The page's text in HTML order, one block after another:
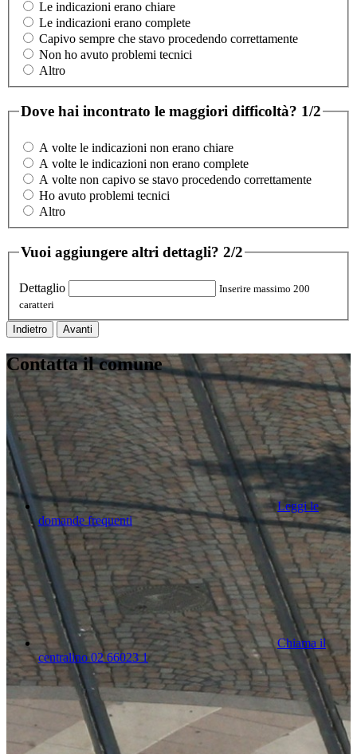
Le indicazioni erano chiare
Le indicazioni erano complete
Capivo sempre che stavo procedendo correttamente
Non ho avuto problemi tecnici
Altro
Dove hai incontrato le maggiori difficoltà? 1/2
A volte le indicazioni non erano chiare
A volte le indicazioni non erano complete
A volte non capivo se stavo procedendo correttamente
Ho avuto problemi tecnici
Altro
Vuoi aggiungere altri dettagli? 2/2
Dettaglio
Inserire massimo 200
caratteri
Indietro Avanti
Contatta il comune
Leggi le
domande frequenti
Chiama il
centralino 02 66023 1